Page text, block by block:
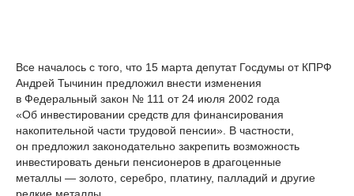
Все началось с того, что 15 марта депутат Госдумы от КПРФ
Андрей Тычинин предложил внести изменения
в Федеральный закон № 111 от 24 июля 2002 года
«Об инвестировании средств для финансирования
накопительной части трудовой пенсии». В частности,
он предложил законодательно закрепить возможность
инвестировать деньги пенсионеров в драгоценные
металлы — золото, серебро, платину, палладий и другие